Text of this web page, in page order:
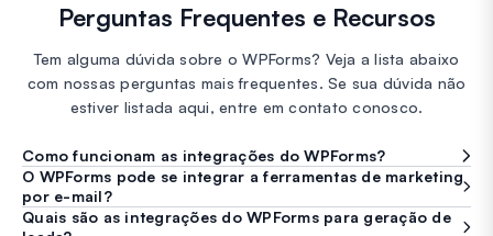
Perguntas Frequentes e Recursos
Tem alguma dúvida sobre o WPForms? Veja a lista abaixo
com nossas perguntas mais frequentes. Se sua dúvida não
estiver listada aqui, entre em contato conosco.
Como funcionam as integrações do WPForms?
O WPForms pode se integrar a ferramentas de marketing
por e-mail?
Quais são as integrações do WPForms para geração de